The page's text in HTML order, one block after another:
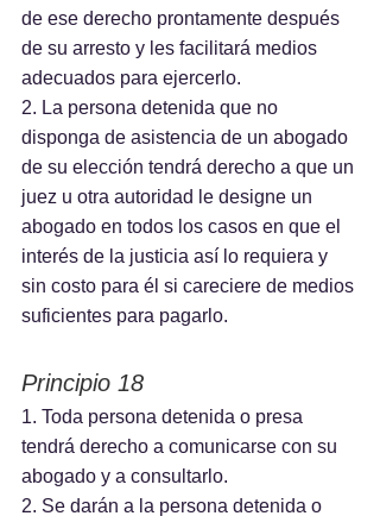
de ese derecho prontamente después
de su arresto y les facilitará medios
adecuados para ejercerlo.
2. La persona detenida que no
disponga de asistencia de un abogado
de su elección tendrá derecho a que un
juez u otra autoridad le designe un
abogado en todos los casos en que el
interés de la justicia así lo requiera y
sin costo para él si careciere de medios
suficientes para pagarlo.
Principio 18
1. Toda persona detenida o presa
tendrá derecho a comunicarse con su
abogado y a consultarlo.
2. Se darán a la persona detenida o